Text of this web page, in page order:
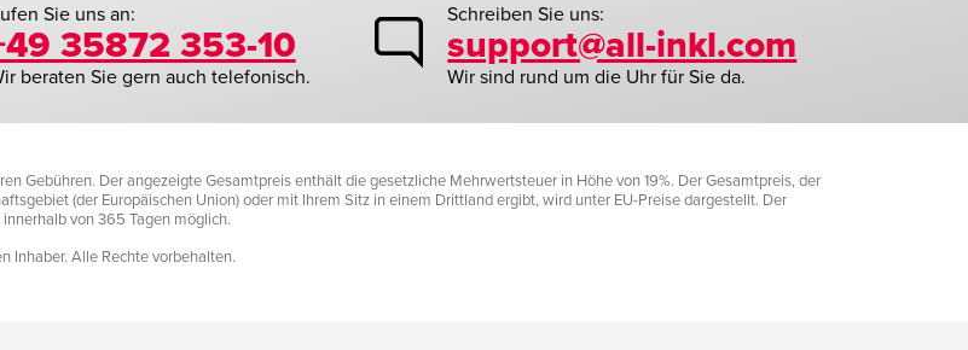
Sie uns an:
35872 353-10
beraten Sie gern auch telefonisch.
Schreiben Sie uns:
support@all-inkl.com
Wir sind rund um die Uhr für Sie da.
Gebühren. Der angezeigte Gesamtpreis enthält die gesetzliche Mehrwertsteuer in Höhe von 19%. Der Gesamtpreis, der
(der Europäischen Union) oder mit Ihrem Sitz in einem Drittland ergibt, wird unter EU-Preise dargestellt. Der
von 365 Tagen möglich.
Inhaber. Alle Rechte vorbehalten.